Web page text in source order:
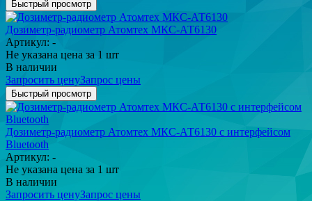
Быстрый просмотр
Дозиметр-радиометр Атомтех МКС-АТ6130
Артикул: -
Не указана цена за 1 шт
В наличии
Запросить ценуЗапрос цены
Быстрый просмотр
Дозиметр-радиометр Атомтех МКС-АТ6130 c интерфейсом
Bluetooth
Артикул: -
Не указана цена за 1 шт
В наличии
Запросить ценуЗапрос цены